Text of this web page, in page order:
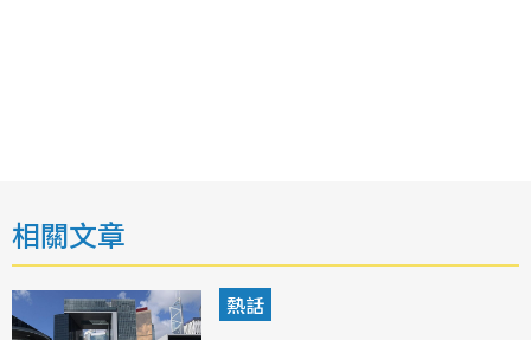
相關文章
熱話